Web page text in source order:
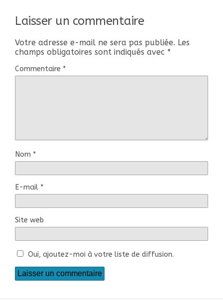
Laisser un commentaire
Votre adresse e-mail ne sera pas publiée. Les
champs obligatoires sont indiqués avec *
Commentaire *
Nom *
E-mail *
Site web
Oui, ajoutez-moi à votre liste de diffusion.